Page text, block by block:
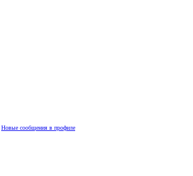
Новые сообщения в профиле